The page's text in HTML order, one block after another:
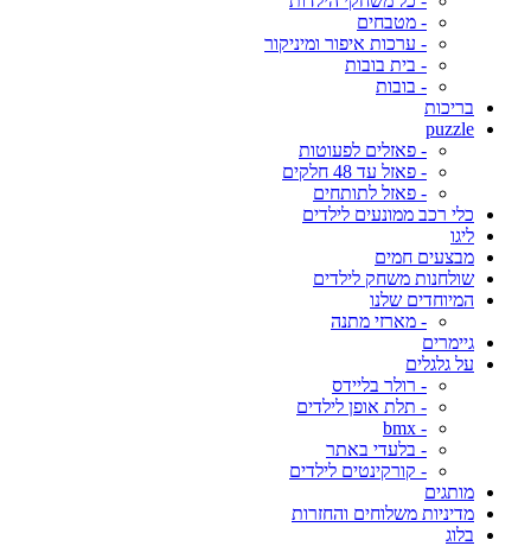
- מטבחים
- ערכות איפור ומיניקור
- בית בובות
- בובות
בריכות
puzzle
- פאזלים לפעוטות
- פאזל עד 48 חלקים
- פאזל לתותחים
כלי רכב ממונעים לילדים
ליגו
מבצעים חמים
שולחנות משחק לילדים
המיוחדים שלנו
- מארזי מתנה
גיימרים
על גלגלים
- רולר בליידס
- תלת אופן לילדים
- bmx
- בלעדי באתר
- קורקינטים לילדים
מותגים
מדיניות משלוחים והחזרות
בלוג